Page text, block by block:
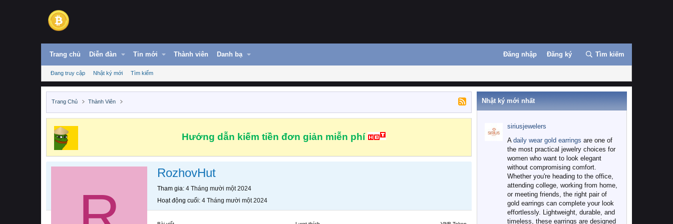
Trang chủ Diễn đàn Tin mới Thành viên Danh bạ Đăng nhập Đăng ký Tìm kiếm
Đang truy cập Nhật ký mới Tìm kiếm
Trang Chủ Thành Viên
Hướng dẫn kiếm tiền đơn giản miễn phí
RozhovHut
Tham gia 4 Tháng mười một 2024
Hoạt động cuối 4 Tháng mười một 2024
Nhật ký mới nhất
siriusjewelers
A daily wear gold earrings are one of
the most practical jewelry choices for
women who want to look elegant
without compromising comfort.
Whether you're heading to the office,
attending college, working from home,
or meeting friends, the right pair of
gold earrings can complete your look
effortlessly. Lightweight, durable, and
timeless, these earrings are designed